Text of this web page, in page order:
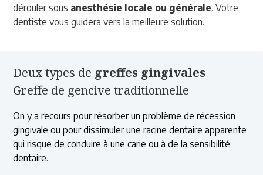
dérouler sous anesthésie locale ou générale. Votre
dentiste vous guidera vers la meilleure solution.
Deux types de greffes gingivales
Greffe de gencive traditionnelle
On y a recours pour résorber un problème de récession
gingivale ou pour dissimuler une racine dentaire apparente
qui risque de conduire à une carie ou à de la sensibilité
dentaire.